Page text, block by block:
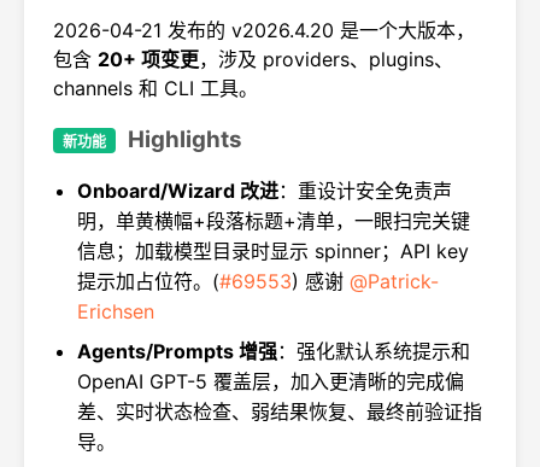
2026-04-21 发布的 v2026.4.20 是一个大版本，
包含 20+ 项变更，涉及 providers、plugins、
channels 和 CLI 工具。
新功能 Highlights
Onboard/Wizard 改进：重设计安全免责声
明，单黄横幅+段落标题+清单，一眼扫完关键
信息；加载模型目录时显示 spinner；API key
提示加占位符。(#69553) 感谢 @Patrick-
Erichsen
Agents/Prompts 增强：强化默认系统提示和
OpenAI GPT-5 覆盖层，加入更清晰的完成偏
差、实时状态检查、弱结果恢复、最终前验证指
导。